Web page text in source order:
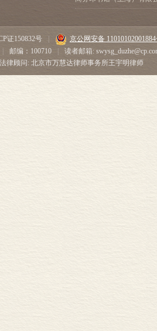
证150832号
京公网安备
邮编：100710
读者邮箱:
律顾问: 北京市万慧达律师事务所王宇明律师